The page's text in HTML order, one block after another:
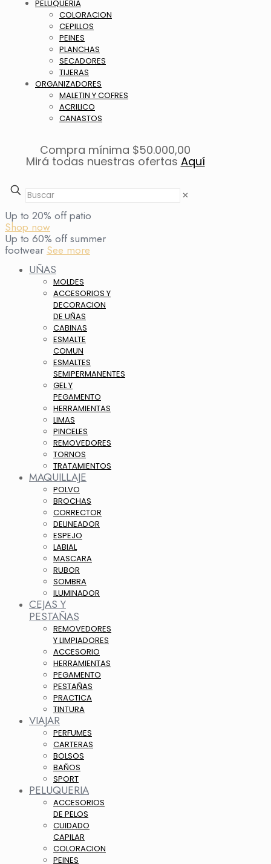
PELUQUERIA
COLORACION
CEPILLOS
PEINES
PLANCHAS
SECADORES
TIJERAS
ORGANIZADORES
MALETIN Y COFRES
ACRILICO
CANASTOS
Compra mínima $50.000,00
Mirá todas nuestras ofertas Aquí
✕
Up to 20% off patio
Shop now
Up to 60% off summer
footwear See more
UÑAS
MOLDES
ACCESORIOS Y
DECORACION
DE UÑAS
CABINAS
ESMALTE
COMUN
ESMALTES
SEMIPERMANENTES
GEL Y
PEGAMENTO
HERRAMIENTAS
LIMAS
PINCELES
REMOVEDORES
TORNOS
TRATAMIENTOS
MAQUILLAJE
POLVO
BROCHAS
CORRECTOR
DELINEADOR
ESPEJO
LABIAL
MASCARA
RUBOR
SOMBRA
ILUMINADOR
CEJAS Y
PESTAÑAS
REMOVEDORES
Y LIMPIADORES
ACCESORIO
HERRAMIENTAS
PEGAMENTO
PESTAÑAS
PRACTICA
TINTURA
VIAJAR
PERFUMES
CARTERAS
BOLSOS
BAÑOS
SPORT
PELUQUERIA
ACCESORIOS
DE PELOS
CUIDADO
CAPILAR
COLORACION
PEINES